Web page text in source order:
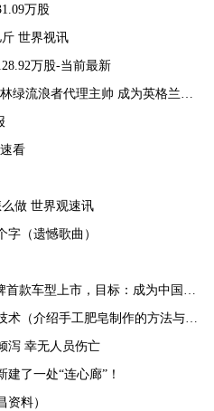
万股
世界视讯
万股-当前最新
【环球快播报】汉娜·丁利出任森林绿流浪者代理主帅 成为英格兰前四级别联赛首位女教练
看
做 世界观速讯
（遗憾歌曲）
拒绝新车“价格战”！埃安高端品牌首款车型上市，目标：成为中国电动车界保时捷_热点评
全球时讯：人做成肥皂需要什么技术（介绍手工肥皂制作的方法与方法）
泻 幸无人员伤亡
了一处“连心廊”！
料）